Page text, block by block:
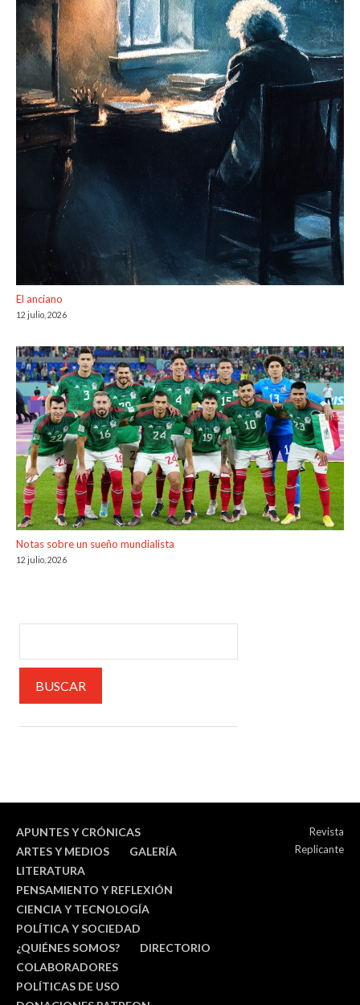
El anciano
12 julio, 2026
Notas sobre un sueño mundialista
12 julio, 2026
APUNTES Y CRÓNICAS
ARTES Y MEDIOS
GALERÍA
LITERATURA
PENSAMIENTO Y REFLEXIÓN
CIENCIA Y TECNOLOGÍA
POLÍTICA Y SOCIEDAD
¿QUIÉNES SOMOS?
DIRECTORIO
COLABORADORES
POLÍTICAS DE USO
Revista
Replicante